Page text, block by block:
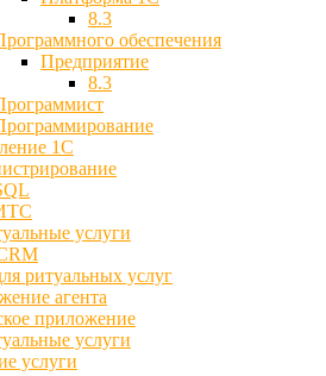
8.3
обеспечения
Предприятие
8.3
1С
услуги
ритуальных услуг
агента
приложение
услуги
услуги